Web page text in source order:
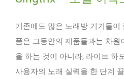
기존에도 많은 노래방 기기들이
품은 그동안의 제품들과는 차
을 하는 것이 아니라, 라이브 하
사용자의 노래 실력을 한 단계